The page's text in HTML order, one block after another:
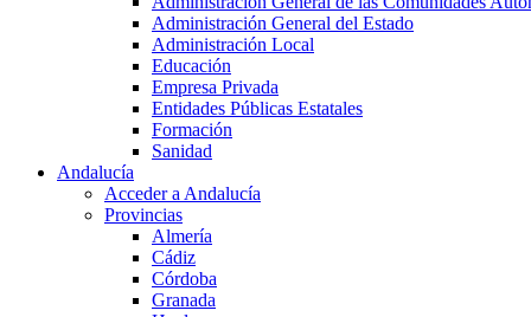
Administración General del Estado
Administración Local
Educación
Empresa Privada
Entidades Públicas Estatales
Formación
Sanidad
Andalucía
Acceder a Andalucía
Provincias
Almería
Cádiz
Córdoba
Granada